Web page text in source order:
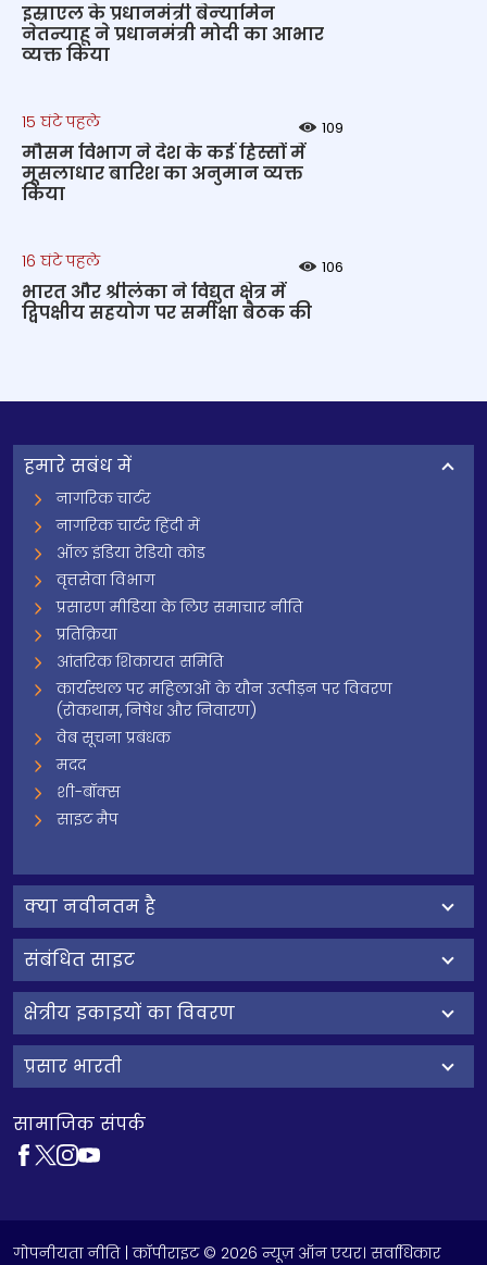
इस्राएल के प्रधानमंत्री बेन्‍यामिन
नेतन्याहू ने प्रधानमंत्री मोदी का आभार
व्यक्त किया
15 घंटे पहले 109
मौसम विभाग ने देश के कई हिस्सों में
मूसलाधार बारिश का अनुमान व्यक्त
किया
16 घंटे पहले 106
भारत और श्रीलंका ने विद्युत क्षेत्र में
द्विपक्षीय सहयोग पर समीक्षा बैठक की
हमारे सबंध में
नागरिक चार्टर
नागरिक चार्टर हिंदी में
ऑल इंडिया रेडियो कोड
वृत्तसेवा विभाग
प्रसारण मीडिया के लिए समाचार नीति
प्रतिक्रिया
आंतरिक शिकायत समिति
कार्यस्थल पर महिलाओं के यौन उत्पीड़न पर विवरण
(रोकथाम, निषेध और निवारण)
वेब सूचना प्रबंधक
मदद
शी-बॉक्स
साइट मैप
क्‍या नवीनतम है
संबंधित साइट
क्षेत्रीय इकाइयों का विवरण
प्रसार भारती
सामाजिक संपर्क
गोपनीयता नीति | कॉपीराइट © 2026 न्यूज़ ऑन एयर। सर्वाधिकार